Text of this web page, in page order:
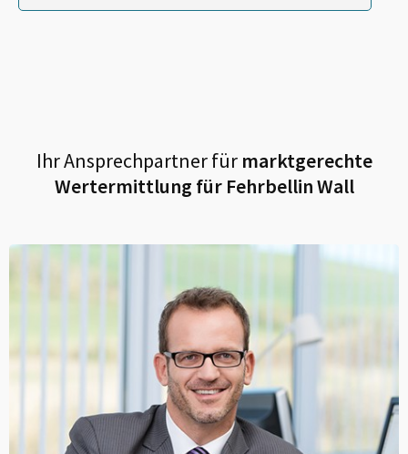
Ihr Ansprechpartner fürmarktgerechte
Wertermittlung für Fehrbellin Wall